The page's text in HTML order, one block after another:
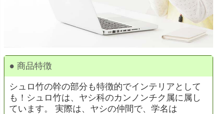
● 商品特徴
シュロ竹の幹の部分も特徴的でインテリアとして
も！シュロ竹は、ヤシ科のカンノンチク属に属し
ています。 実際は、ヤシの仲間で、学名は